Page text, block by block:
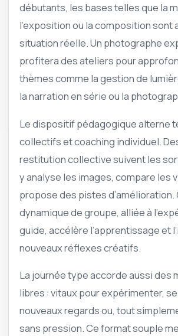
débutants, les bases telles que la
l’exposition ou la composition sont
situation réelle. Un photographe
profitera des ateliers pour
thèmes comme la gestion de
la narration en série ou la
Le dispositif pédagogique alterne
collectifs et coaching individuel.
restitution collective suivent les
y analyse les images, compare les
propose des pistes d’amélioration.
dynamique de groupe, alliée à
guide, accélère l’apprentissage et
nouveaux réflexes créatifs.
La journée type accorde aussi des
libres : vitaux pour expérimenter,
nouveaux regards ou, tout
sans pression. Ce format souple